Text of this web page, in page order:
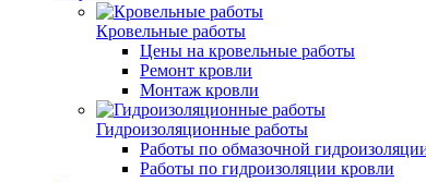
Кровельные работы
Цены на кровельные работы
Ремонт кровли
Монтаж кровли
Гидроизоляционные работы
Работы по обмазочной
Работы по гидроизоляции кровли